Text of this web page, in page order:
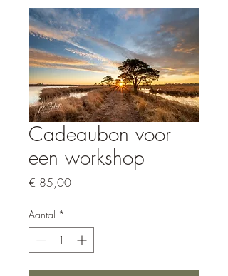
Cadeaubon voor
een workshop
€ 85,00Prijs
Aantal *